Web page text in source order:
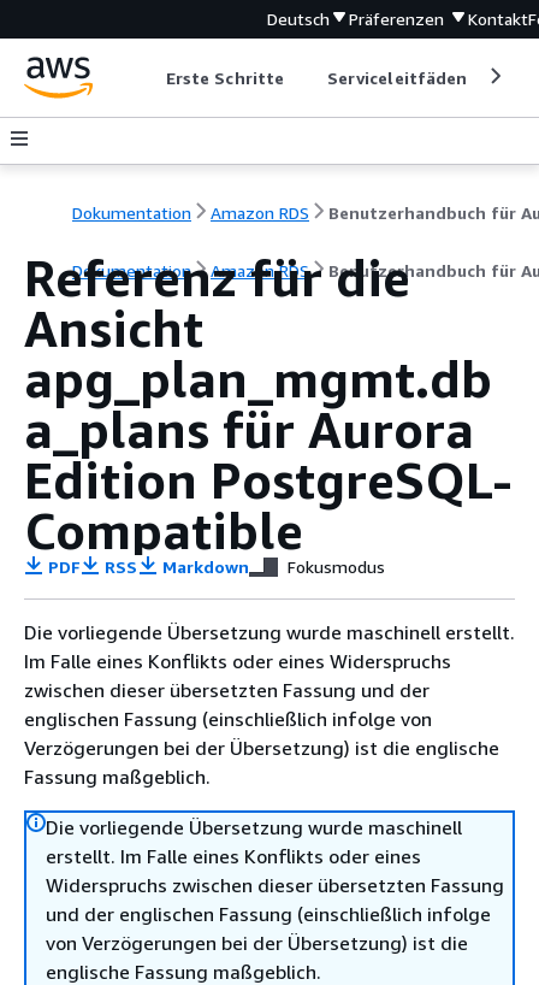
Deutsch Präferenzen Kontakt
Erste Schritte Serviceleitfäden
Dokumentation Amazon RDS
Dokumentation Amazon RDS Benutzerhandbuch für
Referenz für die
Ansicht
apg_plan_mgmt.db
a_plans für Aurora
Edition PostgreSQL-
Compatible
PDF RSS Markdown Fokusmodus
Die vorliegende Übersetzung wurde maschinell erstellt.
Im Falle eines Konflikts oder eines Widerspruchs
zwischen dieser übersetzten Fassung und der
englischen Fassung (einschließlich infolge von
Verzögerungen bei der Übersetzung) ist die englische
Fassung maßgeblich.
Die vorliegende Übersetzung wurde maschinell
erstellt. Im Falle eines Konflikts oder eines
Widerspruchs zwischen dieser übersetzten Fassung
und der englischen Fassung (einschließlich infolge
von Verzögerungen bei der Übersetzung) ist die
englische Fassung maßgeblich.